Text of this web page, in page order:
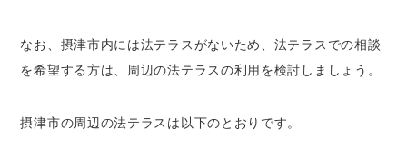
なお、摂津市内には法テラスがないため、法テラスでの相談
を希望する方は、周辺の法テラスの利用を検討しましょう。
摂津市の周辺の法テラスは以下のとおりです。